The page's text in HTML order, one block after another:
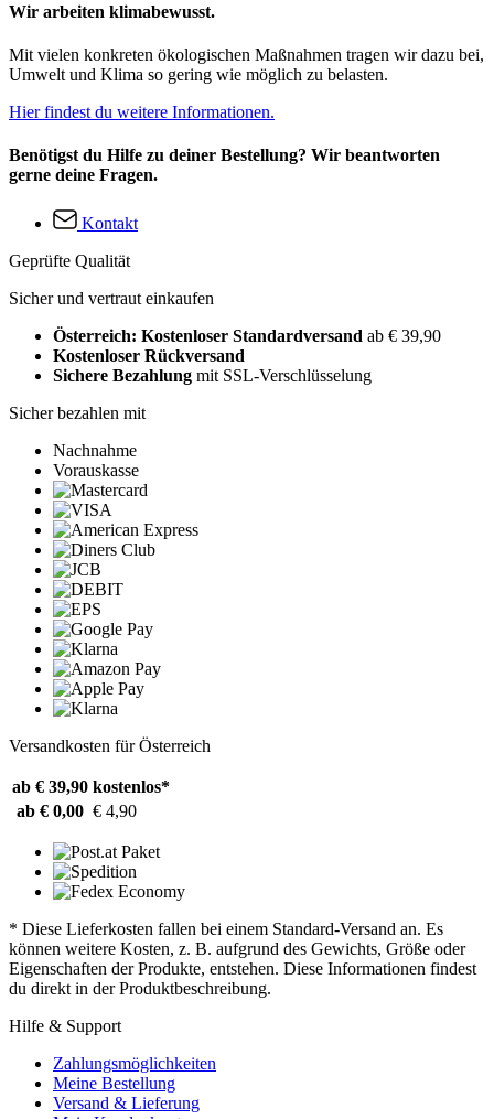
Wir arbeiten klimabewusst.
Mit vielen konkreten ökologischen Maßnahmen tragen wir dazu bei,
Umwelt und Klima so gering wie möglich zu belasten.
Hier findest du weitere Informationen.
Benötigst du Hilfe zu deiner Bestellung? Wir beantworten
gerne deine Fragen.
Kontakt
Geprüfte Qualität
Sicher und vertraut einkaufen
Österreich: Kostenloser Standardversand ab € 39,90
Kostenloser Rückversand
Sichere Bezahlung mit SSL-Verschlüsselung
Sicher bezahlen mit
Nachnahme
Vorauskasse
Versandkosten für Österreich
ab € 39,90 kostenlos*
ab € 0,00 € 4,90
* Diese Lieferkosten fallen bei einem Standard-Versand an. Es
können weitere Kosten, z. B. aufgrund des Gewichts, Größe oder
Eigenschaften der Produkte, entstehen. Diese Informationen findest
du direkt in der Produktbeschreibung.
Hilfe & Support
Zahlungsmöglichkeiten
Meine Bestellung
Versand & Lieferung